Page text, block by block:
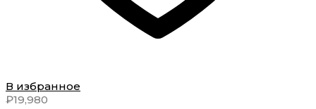
В избранное
₽19,980